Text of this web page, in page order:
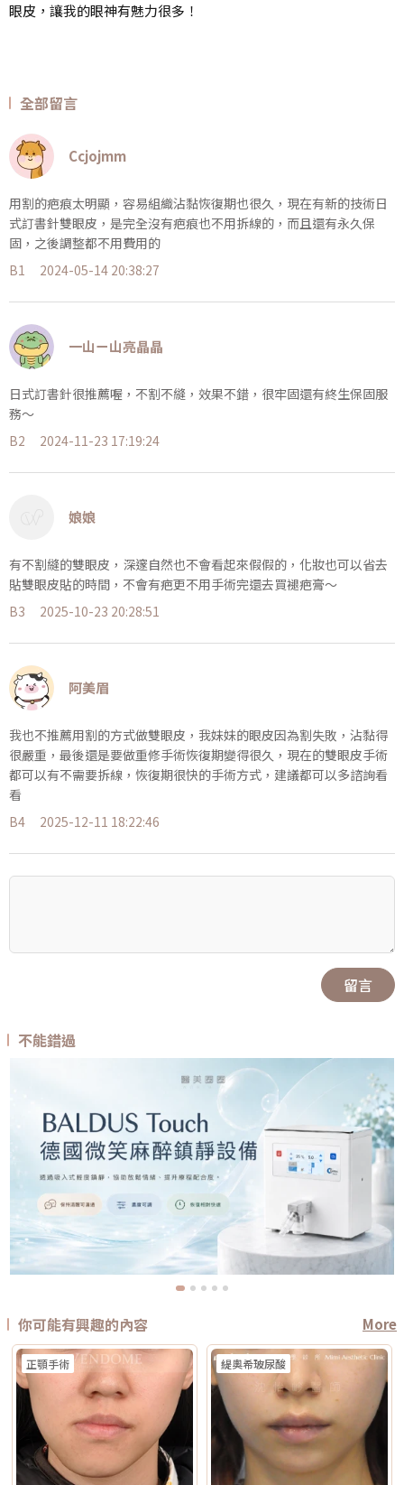
眼皮，讓我的眼神有魅力很多！
全部留言
Ccjojmm
用割的疤痕太明顯，容易組織沾黏恢復期也很久，現在有新的技術日
式訂書針雙眼皮，是完全沒有疤痕也不用拆線的，而且還有永久保
固，之後調整都不用費用的
B1
2024-05-14 20:38:27
一山ㄧ山亮晶晶
日式訂書針很推薦喔，不割不縫，效果不錯，很牢固還有終生保固服
務～
B2
2024-11-23 17:19:24
娘娘
有不割縫的雙眼皮，深邃自然也不會看起來假假的，化妝也可以省去
貼雙眼皮貼的時間，不會有疤更不用手術完還去買褪疤膏～
B3
2025-10-23 20:28:51
阿美眉
我也不推薦用割的方式做雙眼皮，我妹妹的眼皮因為割失敗，沾黏得
很嚴重，最後還是要做重修手術恢復期變得很久，現在的雙眼皮手術
都可以有不需要拆線，恢復期很快的手術方式，建議都可以多諮詢看
看
B4
2025-12-11 18:22:46
留言
不能錯過
你可能有興趣的內容 More
正顎手術 緹奧希玻尿酸